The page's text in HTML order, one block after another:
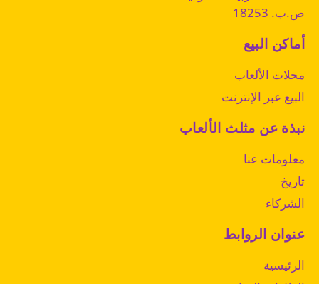
عنوان الروابط
الرئيسية
نبذة عن مثلث الألعاب
معلومات عنا
تاريخ
الشركاء
أماكن البيع
محلات الألعاب
البيع عبر الإنترنت
ص.ب. 18253